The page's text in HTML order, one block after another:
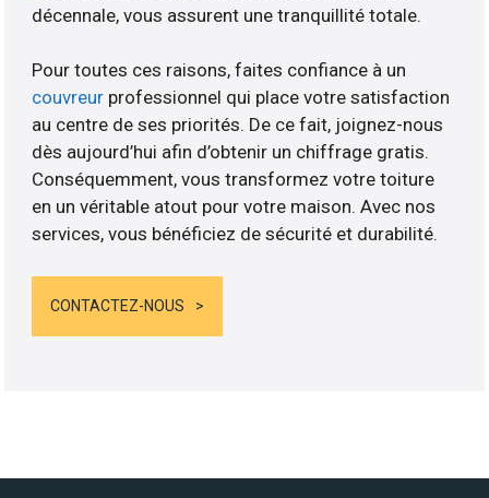
décennale, vous assurent une tranquillité totale.
Pour toutes ces raisons, faites confiance à un
couvreur professionnel qui place votre satisfaction
au centre de ses priorités. De ce fait, joignez-nous
dès aujourd’hui afin d’obtenir un chiffrage gratis.
Conséquemment, vous transformez votre toiture
en un véritable atout pour votre maison. Avec nos
services, vous bénéficiez de sécurité et durabilité.
CONTACTEZ-NOUS